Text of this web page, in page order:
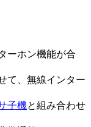
ーホン機能が合
て、無線インター
子機と組み合わせ